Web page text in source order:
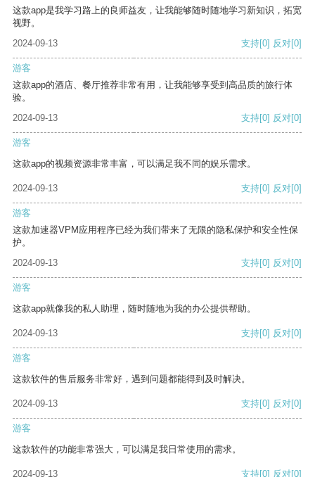
这款app是我学习路上的良师益友，让我能够随时随地学习新知识，拓宽
视野。
2024-09-13
支持[0] 反对[0]
游客
这款app的酒店、餐厅推荐非常有用，让我能够享受到高品质的旅行体
验。
2024-09-13
支持[0] 反对[0]
游客
这款app的视频资源非常丰富，可以满足我不同的娱乐需求。
2024-09-13 支持[0] 反对[0]
游客
这款加速器VPM应用程序已经为我们带来了无限的隐私保护和安全性保
护。
2024-09-13
支持[0] 反对[0]
游客
这款app就像我的私人助理，随时随地为我的办公提供帮助。
2024-09-13 支持[0] 反对[0]
游客
这款软件的售后服务非常好，遇到问题都能得到及时解决。
2024-09-13 支持[0] 反对[0]
游客
这款软件的功能非常强大，可以满足我日常使用的需求。
2024-09-13 支持[0] 反对[0]